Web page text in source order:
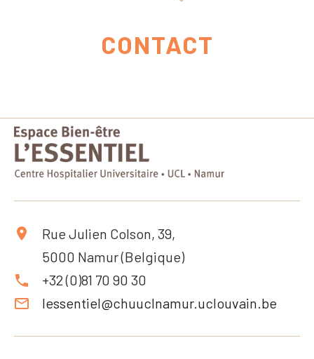
CONTACT
Rue Julien Colson, 39,
5000 Namur (Belgique)
+32 (0)81 70 90 30
lessentiel@chuuclnamur.uclouvain.be